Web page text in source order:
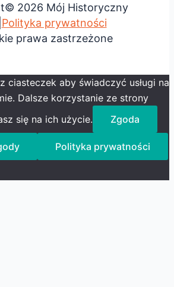
2026 Mój Historyczny
Polityka prywatności
prawa zastrzeżone
ciasteczek aby świadczyć usługi na
Dalsze korzystanie ze strony
się na ich użycie.
Zgoda
Polityka prywatności